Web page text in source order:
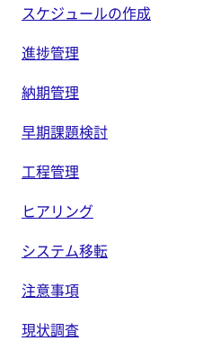
スケジュールの作成
進捗管理
納期管理
早期課題検討
工程管理
ヒアリング
システム移転
注意事項
現状調査